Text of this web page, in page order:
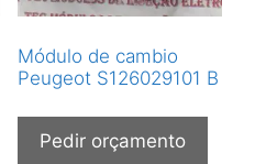
Módulo de cambio
Peugeot S126029101 B
Pedir orçamento